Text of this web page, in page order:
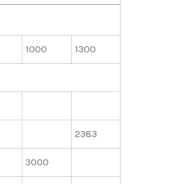
1000 1300
2383
3000